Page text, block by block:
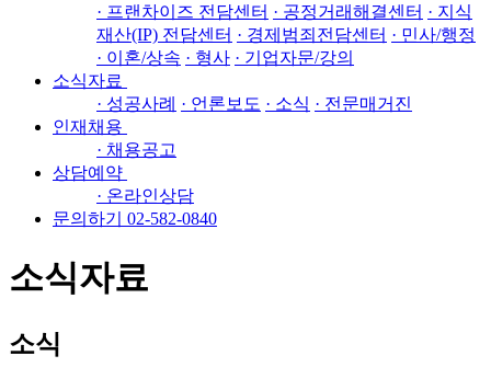
· 프랜차이즈 전담센터 · 공정거래해결센터 · 지식
재산(IP) 전담센터 · 경제범죄전담센터 · 민사/행정
· 이혼/상속 · 형사 · 기업자문/강의
소식자료
· 성공사례 · 언론보도 · 소식 · 전문매거진
인재채용
· 채용공고
상담예약
· 온라인상담
문의하기 02-582-0840
소식자료
소식